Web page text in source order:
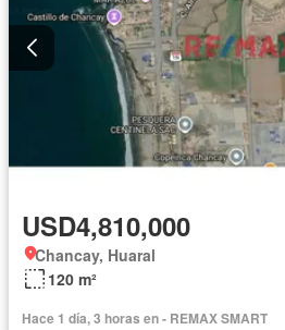
USD4,810,000
Chancay, Huaral
120 m²
Hace 1 día, 3 horas en - REMAX SMART